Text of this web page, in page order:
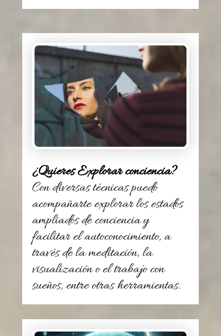
¿Quieres Explorar conciencia?
Con diversas técnicas puedo
acompañarte explorar los estados
ampliados de conciencia y
facilitar el autoconocimiento, a
través de la meditación, la
visualización o el trabajo con
sueños, entre otras herramientas.